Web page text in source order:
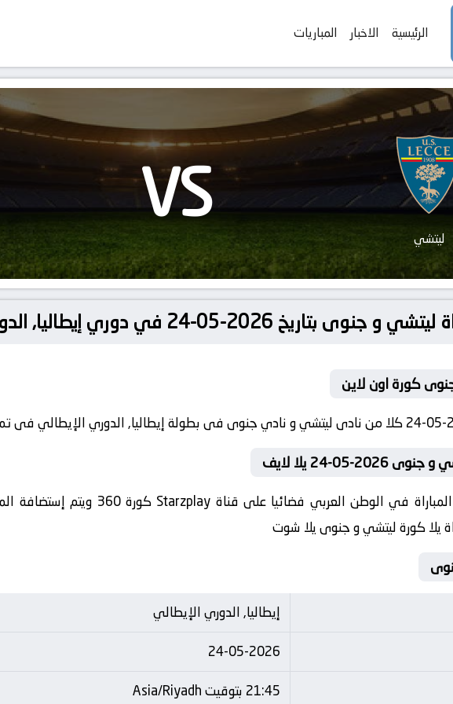
الرئيسية الاخبار المباريات
ليتشي VS
05-24 في دوري إيطاليا, الدوري الإيطالي
كورة اون لاين
05-24 يلا لايف
يلا كورة ليتشي و جنوى يلا شوت
إيطاليا, الدوري الإيطالي
24-05-2026
21:45 بتوقيت Asia/Riyadh